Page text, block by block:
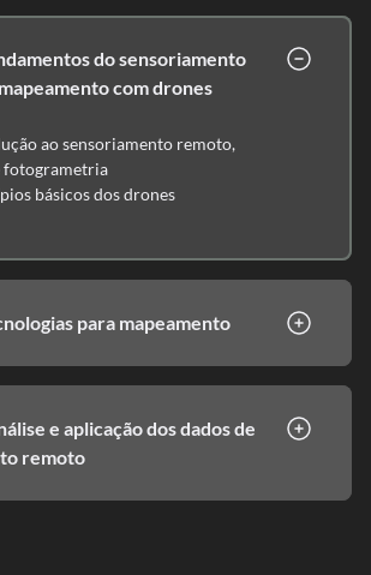
do sensoriamento
com drones
ao sensoriamento remoto,
fotogrametria
básicos dos drones
para mapeamento
e aplicação dos dados de
remoto